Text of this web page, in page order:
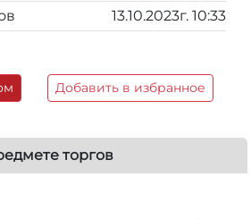
13.10.2023г. 10:33
Добавить в избранное
торгов